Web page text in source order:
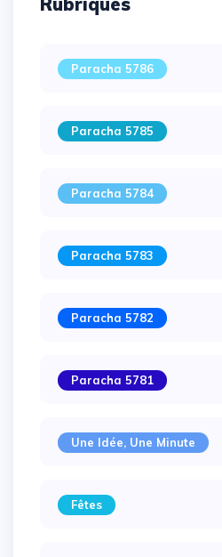
Paracha 5786
Paracha 5785
Paracha 5784
Paracha 5783
Paracha 5782
Paracha 5781
Une Idée, Une Minute
Fêtes